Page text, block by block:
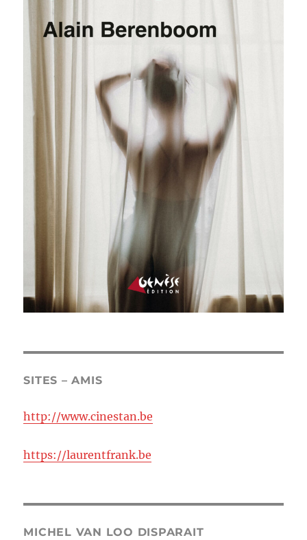
SITES – AMIS
http://www.cinestan.be
https://laurentfrank.be
MICHEL VAN LOO DISPARAIT